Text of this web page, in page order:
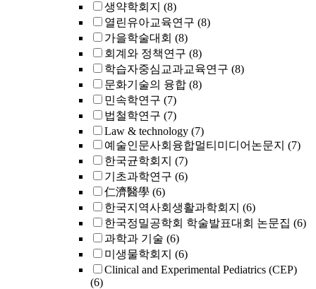
생약학회지 (8)
열린유아교육연구 (8)
가을학술대회 (8)
회계와 정책연구 (8)
학습자중심교과교육연구 (8)
문화기술의 융합 (8)
민속학연구 (7)
법철학연구 (7)
Law & technology (7)
예술인문사회융합멀티미디어논문지 (7)
한국균학회지 (7)
기초과학연구 (6)
仁濟醫學 (6)
한국지역사회생활과학회지 (6)
한국정밀공학회 학술발표대회 논문집 (6)
과학과 기술 (6)
미생물학회지 (6)
Clinical and Experimental Pediatrics (CEP)
(6)